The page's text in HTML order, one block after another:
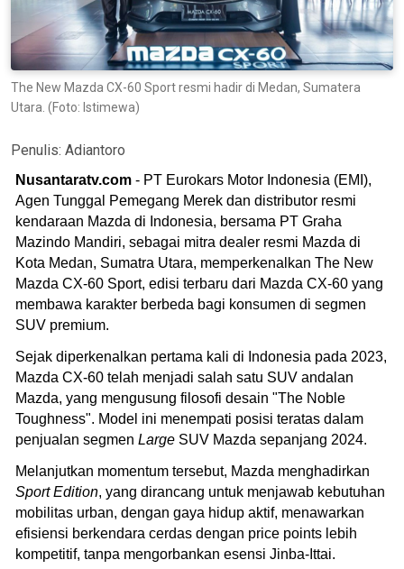
The New Mazda CX-60 Sport resmi hadir di Medan, Sumatera
Utara. (Foto: Istimewa)
Penulis: Adiantoro
Nusantaratv.com - PT Eurokars Motor Indonesia (EMI),
Agen Tunggal Pemegang Merek dan distributor resmi
kendaraan Mazda di Indonesia, bersama PT Graha
Mazindo Mandiri, sebagai mitra dealer resmi Mazda di
Kota Medan, Sumatra Utara, memperkenalkan The New
Mazda CX-60 Sport, edisi terbaru dari Mazda CX-60 yang
membawa karakter berbeda bagi konsumen di segmen
SUV premium.
Sejak diperkenalkan pertama kali di Indonesia pada 2023,
Mazda CX-60 telah menjadi salah satu SUV andalan
Mazda, yang mengusung filosofi desain "The Noble
Toughness". Model ini menempati posisi teratas dalam
penjualan segmen Large SUV Mazda sepanjang 2024.
Melanjutkan momentum tersebut, Mazda menghadirkan
Sport Edition, yang dirancang untuk menjawab kebutuhan
mobilitas urban, dengan gaya hidup aktif, menawarkan
efisiensi berkendara cerdas dengan price points lebih
kompetitif, tanpa mengorbankan esensi Jinba-Ittai.